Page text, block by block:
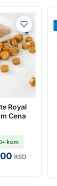
Royal
Cena
RSD
kom